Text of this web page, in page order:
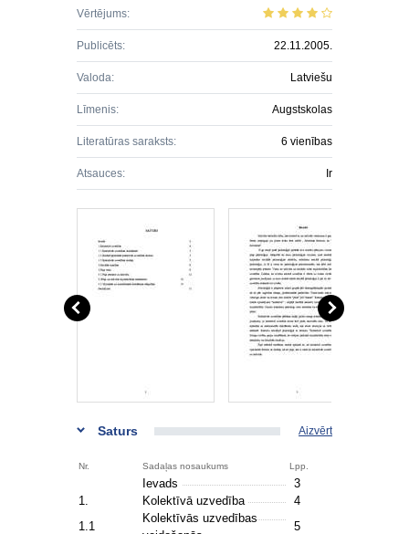
Vērtējums:
Publicēts: 22.11.2005.
Valoda: Latviešu
Līmenis: Augstskolas
Literatūras saraksts: 6 vienības
Atsauces: Ir
Saturs Aizvērt
Nr. Sadaļas nosaukums Lpp.
Ievads
3
1.
Kolektīvā uzvedība
4
1.1
Kolektīvās uzvedības
5